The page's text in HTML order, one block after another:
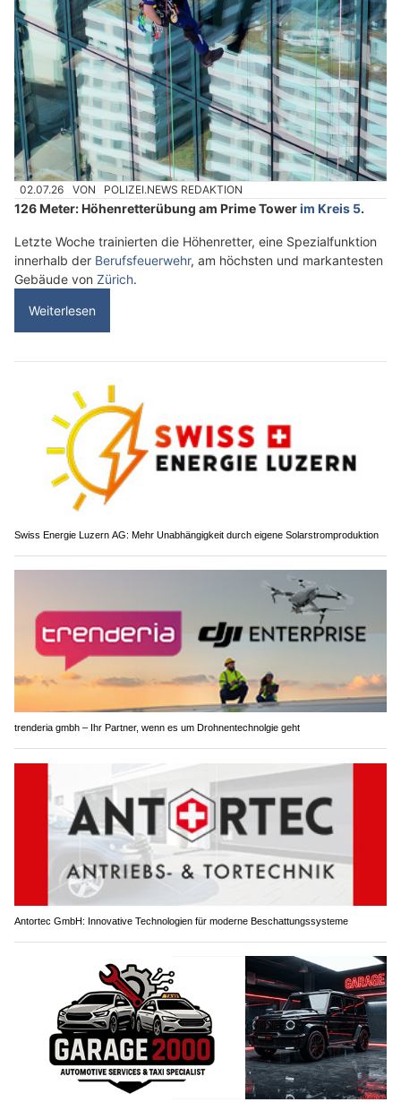
02.07.26 VON POLIZEI.NEWS REDAKTION
126 Meter: Höhenretterübung am Prime Towerim Kreis 5.
Letzte Woche trainierten die Höhenretter, eine Spezialfunktion
innerhalb der Berufsfeuerwehr, am höchsten und markantesten
Gebäude von Zürich.
Weiterlesen
Swiss Energie Luzern AG: Mehr Unabhängigkeit durch eigene Solarstromproduktion
trenderia gmbh – Ihr Partner, wenn es um Drohnentechnolgie geht
Antortec GmbH: Innovative Technologien für moderne Beschattungssysteme